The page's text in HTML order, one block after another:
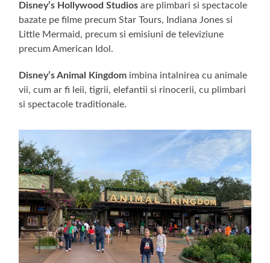
Disney’s Hollywood Studios are plimbari si spectacole
bazate pe filme precum Star Tours, Indiana Jones si
Little Mermaid, precum si emisiuni de televiziune
precum American Idol.
Disney’s Animal Kingdom imbina intalnirea cu animale
vii, cum ar fi leii, tigrii, elefantii si rinocerii, cu plimbari
si spectacole traditionale.